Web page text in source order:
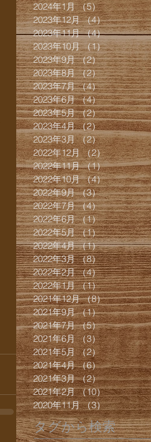
2024年1月 （5）5件の記事
2023年12月 （4）4件の記事
2023年11月 （4）4件の記事
2023年10月 （1）1件の記事
2023年9月 （2）2件の記事
2023年8月 （2）2件の記事
2023年7月 （4）4件の記事
2023年6月 （4）4件の記事
2023年5月 （2）2件の記事
2023年4月 （2）2件の記事
2023年3月 （2）2件の記事
2022年12月 （2）2件の記事
2022年11月 （1）1件の記事
2022年10月 （4）4件の記事
2022年9月 （3）3件の記事
2022年7月 （4）4件の記事
2022年6月 （1）1件の記事
2022年5月 （1）1件の記事
2022年4月 （1）1件の記事
2022年3月 （8）8件の記事
2022年2月 （4）4件の記事
2022年1月 （1）1件の記事
2021年12月 （8）8件の記事
2021年9月 （1）1件の記事
2021年7月 （5）5件の記事
2021年6月 （3）3件の記事
2021年5月 （2）2件の記事
2021年4月 （6）6件の記事
2021年3月 （2）2件の記事
2021年2月 （10）10件の記事
2020年11月 （3）3件の記事
タグから検索